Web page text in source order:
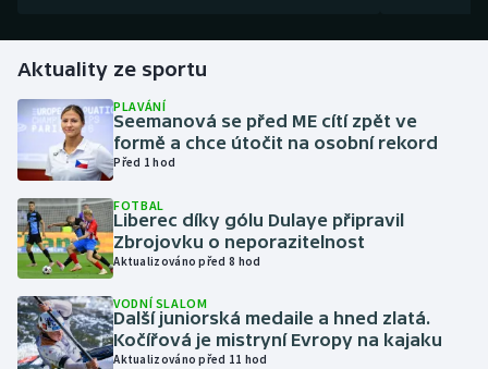
Gymnastika
Házená
Jezdectví
Judo
Krasobruslení
Lezení
Aktuality ze sportu
PLAVÁNÍ
Seemanová se před ME cítí zpět ve
formě a chce útočit na osobní rekord
Před 1 hod
FOTBAL
Liberec díky gólu Dulaye připravil
Zbrojovku o neporazitelnost
Aktualizováno před 8 hod
VODNÍ SLALOM
Další juniorská medaile a hned zlatá.
Kočířová je mistryní Evropy na kajaku
Aktualizováno před 11 hod